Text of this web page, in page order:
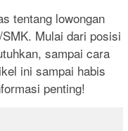
tentang lowongan
Mulai dari posisi
sampai cara
ini sampai habis
penting!